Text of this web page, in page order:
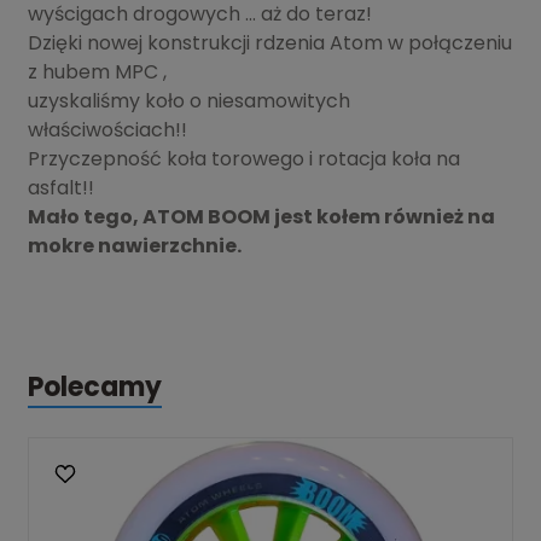
wyścigach drogowych ... aż do teraz!
Dzięki nowej konstrukcji rdzenia Atom w połączeniu
z hubem MPC ,
uzyskaliśmy koło o niesamowitych
właściwościach!!
Przyczepność koła torowego i rotacja koła na
asfalt!!
Mało tego, ATOM BOOM jest kołem również na
mokre nawierzchnie.
Polecamy